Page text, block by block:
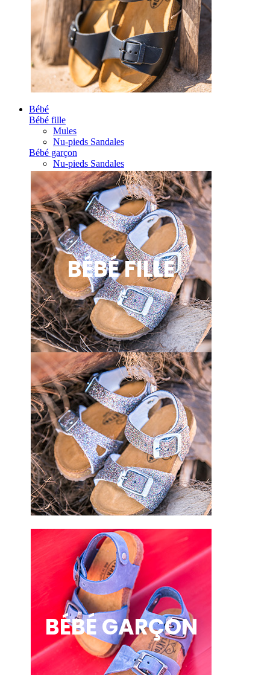
Bébé
Bébé fille
Mules
Nu-pieds Sandales
Bébé garçon
Nu-pieds Sandales
BÉBÉ FILLE
BÉBÉ GARÇON